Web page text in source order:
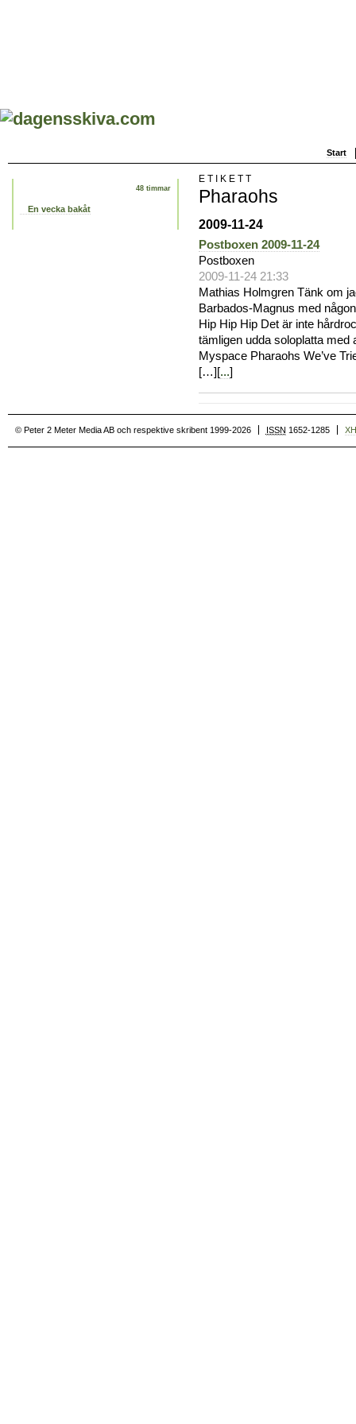
Start
48 timmar
En vecka bakåt
ETIKETT
Pharaohs
2009-11-24
Postboxen 2009-11-24
Postboxen
2009-11-24 21:33
Mathias Holmgren Tänk om
Barbados-Magnus med
Hip Hip Hip Det är inte
tämligen udda soloplatta med
Myspace Pharaohs We’ve
[…][...]
© Peter 2 Meter Media AB och respektive skribent 1999-2026 ISSN 1652-1285